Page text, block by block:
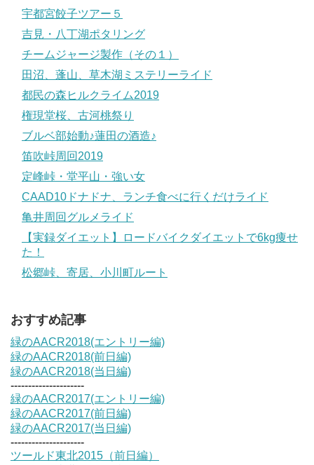
宇都宮餃子ツアー５
吉見・八丁湖ポタリング
チームジャージ製作（その１）
田沼、蓬山、草木湖ミステリーライド
都民の森ヒルクライム2019
権現堂桜、古河桃祭り
ブルベ部始動♪蓮田の酒造♪
笛吹峠周回2019
定峰峠・堂平山・強い女
CAAD10ドナドナ、ランチ食べに行くだけライド
亀井周回グルメライド
【実録ダイエット】ロードバイクダイエットで6kg痩せ
た！
松郷峠、寄居、小川町ルート
おすすめ記事
緑のAACR2018(エントリー編)
緑のAACR2018(前日編)
緑のAACR2018(当日編)
---------------------
緑のAACR2017(エントリー編)
緑のAACR2017(前日編)
緑のAACR2017(当日編)
---------------------
ツールド東北2015（前日編）